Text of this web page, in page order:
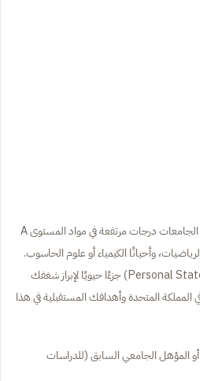
لبرامج البكالوريوس، غالبًا ما تطلب الجامعات درجات مرتفعة في مواد المستوى A
وأحيانًا الكيمياء أو علوم الحاسوب.
تُعتبر وثيقة خطاب التحفيز (Personal Statement) جزءًا حيويًا لإبراز شغفك
المملكة المتحدة وأهدافك المستقبلية في هذا
أو المؤهل الجامعي السابق (للدراسات